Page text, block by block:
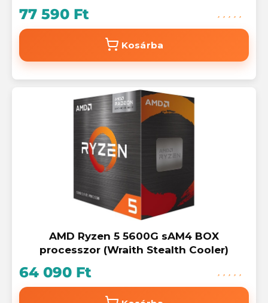
77 590 Ft
Kosárba
AMD Ryzen 5 5600G sAM4 BOX
processzor (Wraith Stealth Cooler)
64 090 Ft